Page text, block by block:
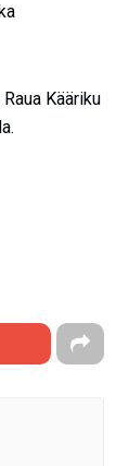
Kääriku